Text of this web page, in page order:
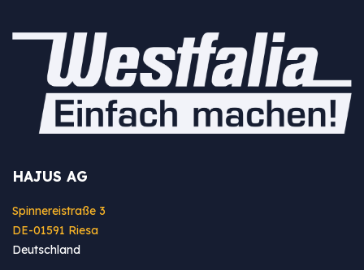
HAJUS AG
Spinnereistraße 3
DE-01591 Riesa
Deutschland